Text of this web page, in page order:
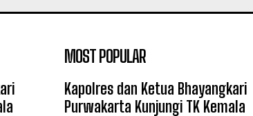
MOST POPULAR
Kapolres dan Ketua Bhayangkari
Purwakarta Kunjungi TK Kemala